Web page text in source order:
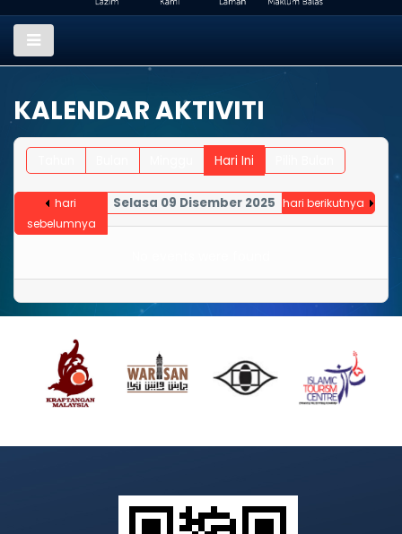
KALENDAR AKTIVITI
Hari Ini
hari
sebelumnya
Selasa 09 Disember 2025 hari berikutnya